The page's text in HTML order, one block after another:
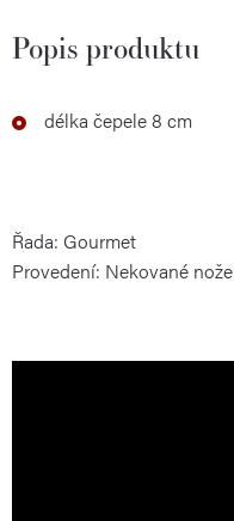
Popis produktu
délka čepele 8 cm
Řada: Gourmet
Provedení: Nekované nože